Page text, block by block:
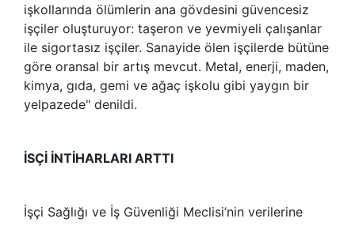
işkollarında ölümlerin ana gövdesini güvencesiz
işçiler oluşturuyor: taşeron ve yevmiyeli çalışanlar
ile sigortasız işçiler. Sanayide ölen işçilerde bütüne
göre oransal bir artış mevcut. Metal, enerji, maden,
kimya, gıda, gemi ve ağaç işkolu gibi yaygın bir
yelpazede" denildi.
İSÇİ İNTİHARLARI ARTTI
İşçi Sağlığı ve İş Güvenliği Meclisi’nin verilerine